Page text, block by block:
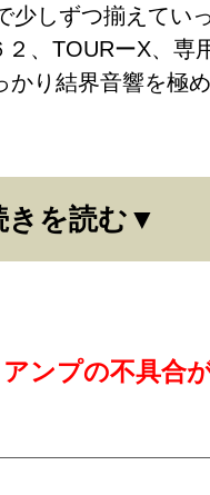
も向上した感じで
す。でも他に何も
シーボ効果ではあ
少しずつ揃えて
、TOURーX、専
かり結界音響を極
もしくは高音が途
ーカーケーブルの
）、RCAはまだ新
度も使っていませ
きを読む
アンプの不具合